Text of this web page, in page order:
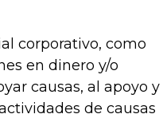
corporativo, como
en dinero y/o
causas, al apoyo y
de causas